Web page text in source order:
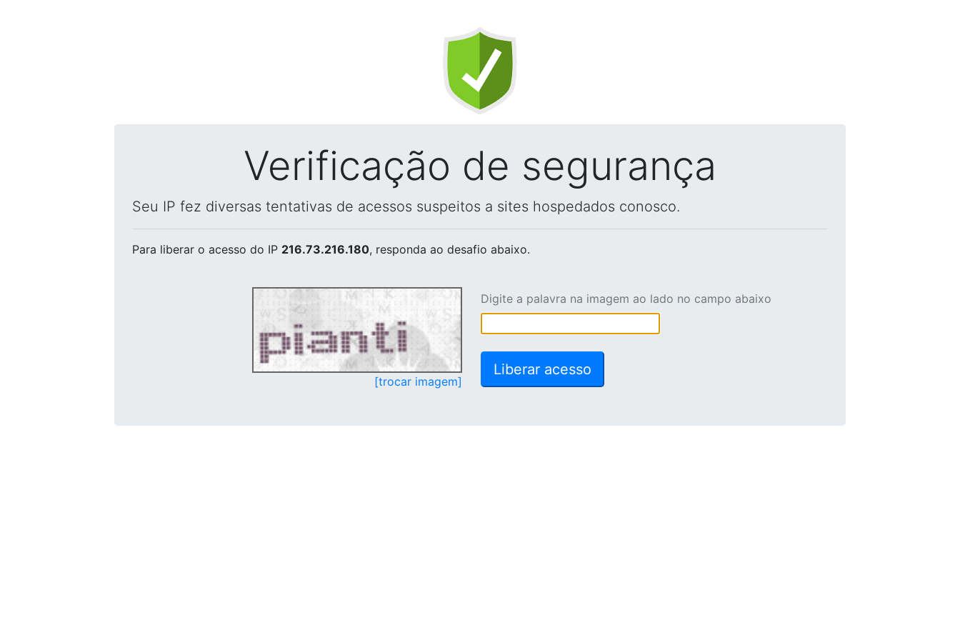
Verificação de segurança
Seu IP fez diversas tentativas de acessos suspeitos a sites hospedados conosco.
Para liberar o acesso do IP 216.73.216.180, responda ao desafio abaixo.
[trocar imagem]
Digite a palavra na imagem ao lado no campo abaixo